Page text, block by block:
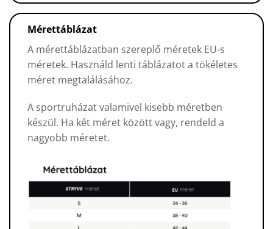
Mérettáblázat
A mérettáblázatban szereplő méretek EU-s
méretek. Használd lenti táblázatot a tökéletes
méret megtalálásához.
A sportruházat valamivel kisebb méretben
készül. Ha két méret között vagy, rendeld a
nagyobb méretet.